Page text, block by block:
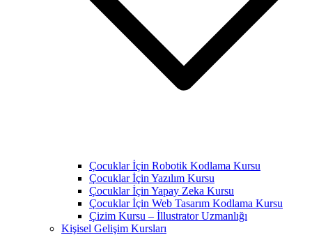
Çocuklar İçin Robotik Kodlama Kursu
Çocuklar İçin Yazılım Kursu
Çocuklar İçin Yapay Zeka Kursu
Çocuklar İçin Web Tasarım Kodlama Kursu
Çizim Kursu – İllustrator Uzmanlığı
Kişisel Gelişim Kursları